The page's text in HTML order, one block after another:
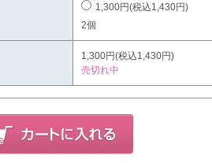
1,300円(税込1,430円)
2個
1,300円(税込1,430円)
売切れ中